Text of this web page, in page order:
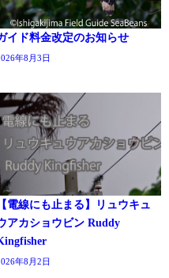
イド料金改定のお知らせ
年8月3日
【電線にも止まる】リュウキュ
アカショウビン Ruddy
年8月2日